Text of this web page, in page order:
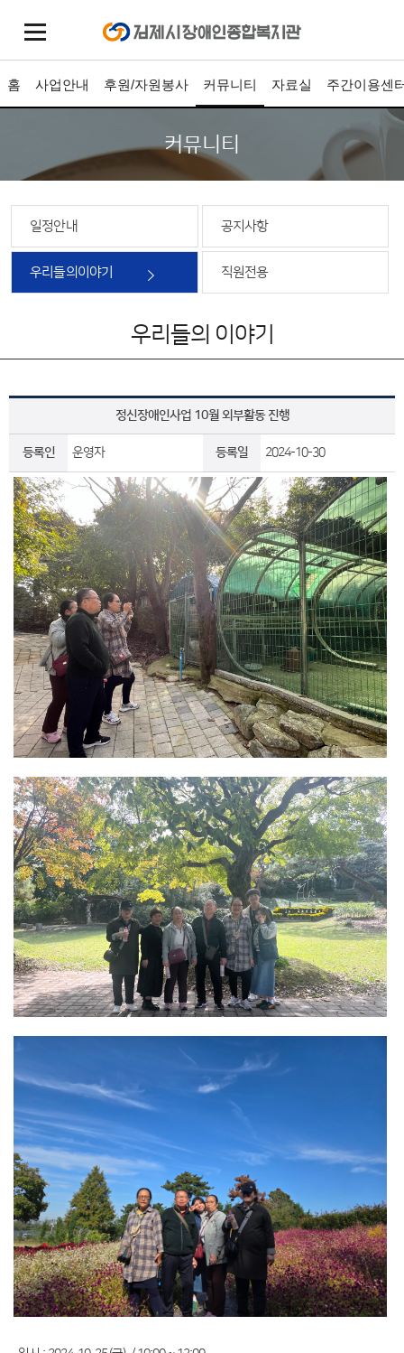
홈 사업안내 후원/자원봉사 커뮤니티 자료실 주간이용센
커뮤니티
일정안내 공지사항
우리들의이야기 직원전용
우리들의 이야기
정신장애인사업 10월 외부활동 진행
등록인 운영자 등록일 2024-10-30